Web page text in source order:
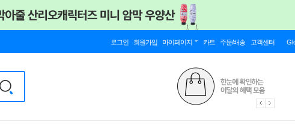
로그인 회원가입 마이페이지 카트 주문/배송 고객센터